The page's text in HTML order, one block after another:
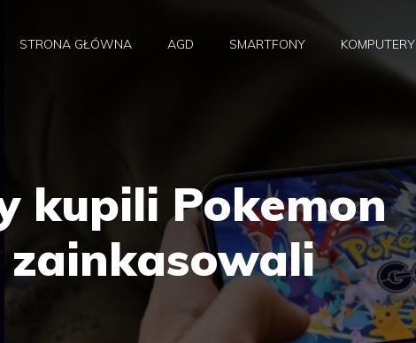
STRONA GŁÓWNA AGD SMARTFONY KOMPUTERY
kupili Pokemon
zainkasowali